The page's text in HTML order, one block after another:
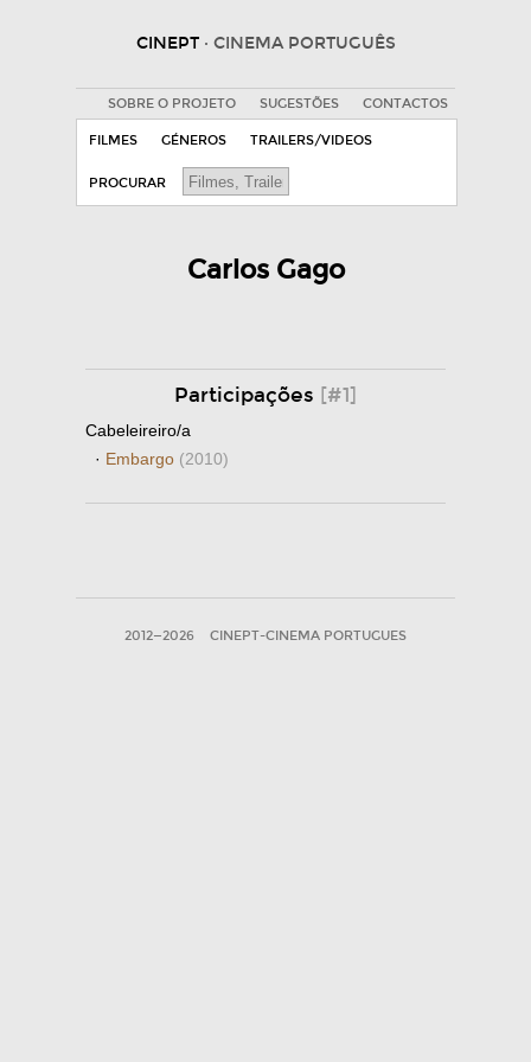
CINEPT · CINEMA PORTUGUÊS
SOBRE O PROJETO SUGESTÕES CONTACTOS
FILMES GÉNEROS TRAILERS/VIDEOS
PROCURAR
Carlos Gago
Participações [#1]
Cabeleireiro/a
· Embargo (2010)
2012—2026 CINEPT-CINEMA PORTUGUES